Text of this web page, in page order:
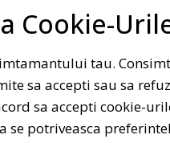
Cookie-
tau.
sa accepti sau sa
sa accepti cookie-
se potriveasca